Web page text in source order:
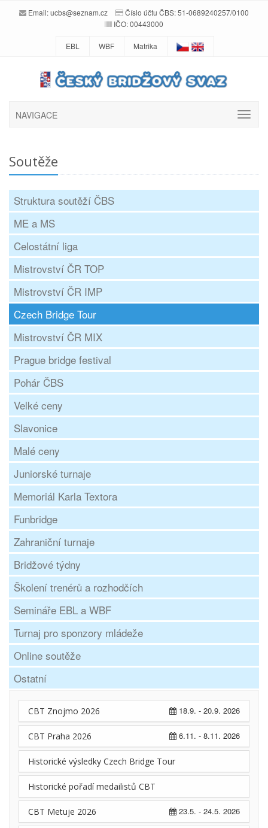
Email:ucbs@seznam.cz
Číslo účtu ČBS: 51-0689240257/0100
IČO: 00443000
EBL WBF Matrika
NAVIGACE
Soutěže
Struktura soutěží ČBS
ME a MS
Celostátní liga
Mistrovství ČR TOP
Mistrovství ČR IMP
Czech Bridge Tour
Mistrovství ČR MIX
Prague bridge festival
Pohár ČBS
Velké ceny
Slavonice
Malé ceny
Juniorské turnaje
Memoriál Karla Textora
Funbridge
Zahraniční turnaje
Bridžové týdny
Školení trenérů a rozhodčích
Semináře EBL a WBF
Turnaj pro sponzory mládeže
Online soutěže
Ostatní
18.9. - 20.9. 2026
CBT Znojmo 2026
6.11. - 8.11. 2026
CBT Praha 2026
Historické výsledky Czech Bridge Tour
Historické pořadí medailistů CBT
23.5. - 24.5. 2026
CBT Metuje 2026